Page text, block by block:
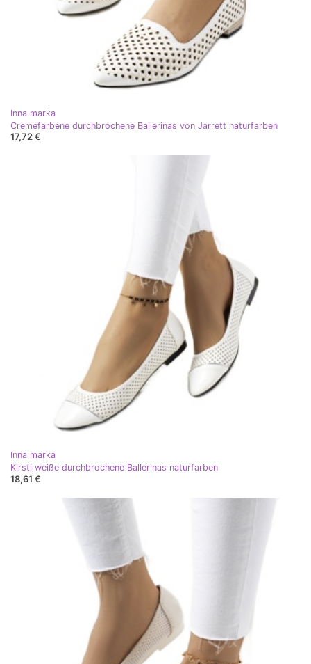
Inna marka
Cremefarbene durchbrochene Ballerinas von Jarrett naturfarben
17,72 €
Inna marka
Kirsti weiße durchbrochene Ballerinas naturfarben
18,61 €